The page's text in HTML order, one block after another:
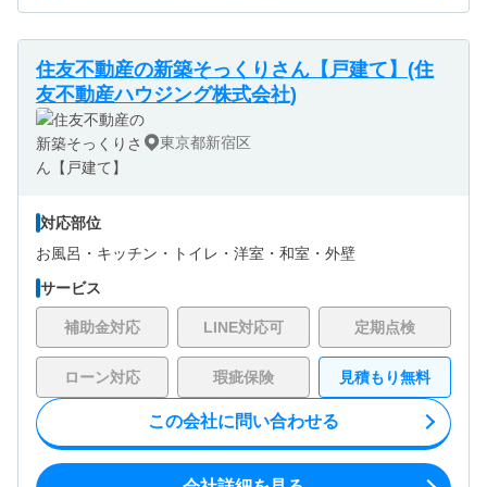
住友不動産の新築そっくりさん【戸建て】(住
友不動産ハウジング株式会社)
東京都新宿区
対応部位
お風呂・ キッチン・ トイレ・ 洋室・ 和室・ 外壁
サービス
補助金対応 LINE対応可 定期点検
ローン対応 瑕疵保険 見積もり無料
この会社に問い合わせる